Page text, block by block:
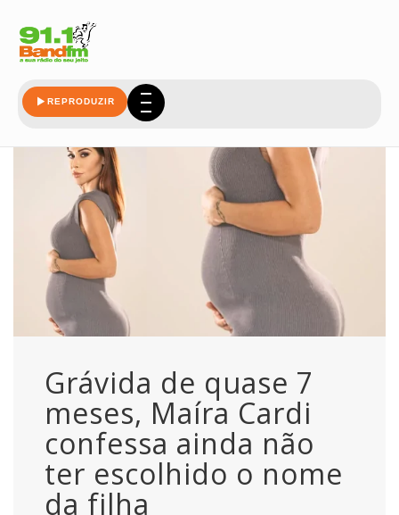
REPRODUZIR
Grávida de quase 7
meses, Maíra Cardi
confessa ainda não
ter escolhido o nome
da filha